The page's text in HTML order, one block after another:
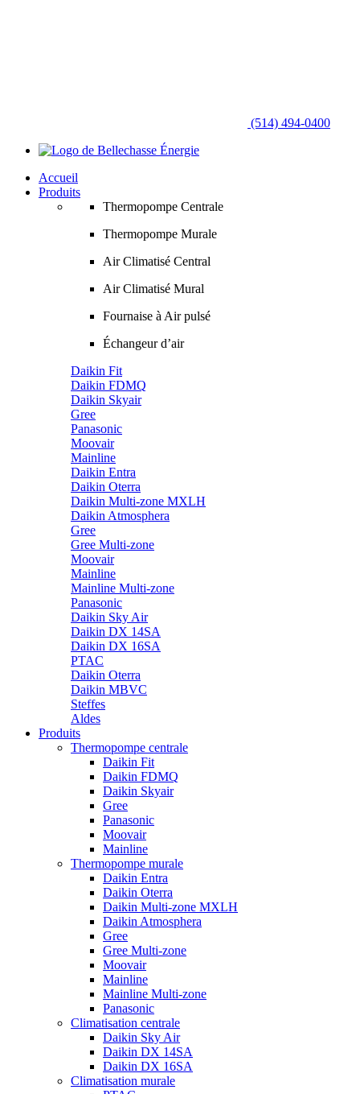
(514) 494-0400
Accueil
Produits
Thermopompe Centrale
Thermopompe Murale
Air Climatisé Central
Air Climatisé Mural
Fournaise à Air pulsé
Échangeur d’air
Daikin Fit
Daikin FDMQ
Daikin Skyair
Gree
Panasonic
Moovair
Mainline
Daikin Entra
Daikin Oterra
Daikin Multi-zone MXLH
Daikin Atmosphera
Gree
Gree Multi-zone
Moovair
Mainline
Mainline Multi-zone
Panasonic
Daikin Sky Air
Daikin DX 14SA
Daikin DX 16SA
PTAC
Daikin Oterra
Daikin MBVC
Steffes
Aldes
Produits
Thermopompe centrale
Daikin Fit
Daikin FDMQ
Daikin Skyair
Gree
Panasonic
Moovair
Mainline
Thermopompe murale
Daikin Entra
Daikin Oterra
Daikin Multi-zone MXLH
Daikin Atmosphera
Gree
Gree Multi-zone
Moovair
Mainline
Mainline Multi-zone
Panasonic
Climatisation centrale
Daikin Sky Air
Daikin DX 14SA
Daikin DX 16SA
Climatisation murale